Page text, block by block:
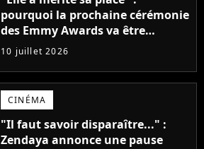
pourquoi la prochaine cérémonie
des Emmy Awards va être
historique ?
10 juillet 2026
CINÉMA
"Il faut savoir disparaître..." :
Zendaya annonce une pause